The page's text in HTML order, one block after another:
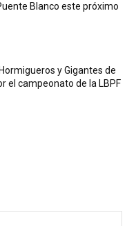
Blanco este próximo
y Gigantes de
el campeonato de la LBPF